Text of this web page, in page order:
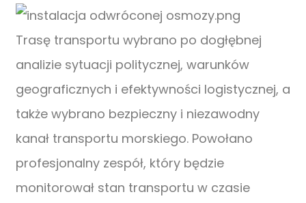
Trasę transportu wybrano po dogłębnej
analizie sytuacji politycznej, warunków
geograficznych i efektywności logistycznej, a
także wybrano bezpieczny i niezawodny
kanał transportu morskiego. Powołano
profesjonalny zespół, który będzie
monitorował stan transportu w czasie